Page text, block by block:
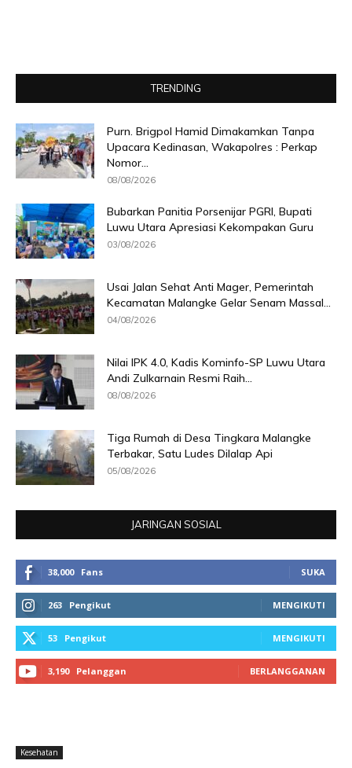
TRENDING
Purn. Brigpol Hamid Dimakamkan Tanpa
Upacara Kedinasan, Wakapolres : Perkap
Nomor...
08/08/2026
Bubarkan Panitia Porsenijar PGRI, Bupati
Luwu Utara Apresiasi Kekompakan Guru
03/08/2026
Usai Jalan Sehat Anti Mager, Pemerintah
Kecamatan Malangke Gelar Senam Massal...
04/08/2026
Nilai IPK 4.0, Kadis Kominfo-SP Luwu Utara
Andi Zulkarnain Resmi Raih...
08/08/2026
Tiga Rumah di Desa Tingkara Malangke
Terbakar, Satu Ludes Dilalap Api
05/08/2026
JARINGAN SOSIAL
38,000 Fans SUKA
263 Pengikut MENGIKUTI
53 Pengikut MENGIKUTI
3,190 Pelanggan BERLANGGANAN